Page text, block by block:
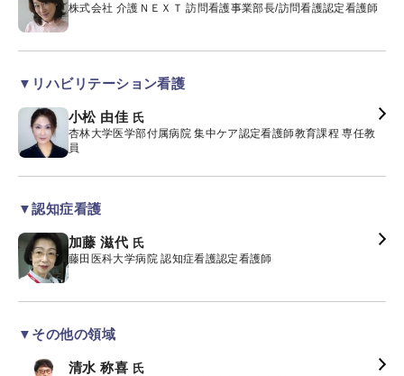
株式会社 介護ＮＥＸＴ 訪問看護事業部長/訪問看護認定看護師
▼リハビリテーション看護
小松 由佳 氏
杏林大学医学部付属病院 集中ケア認定看護師教育課程 専任教
員
▼認知症看護
加藤 滋代 氏
藤田医科大学病院 認知症看護認定看護師
▼その他の領域
清水 称喜 氏